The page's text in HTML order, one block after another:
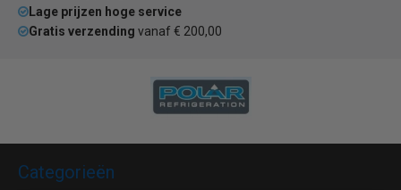
Lage prijzen hoge service
Gratis verzending vanaf € 200,00
Categorieën